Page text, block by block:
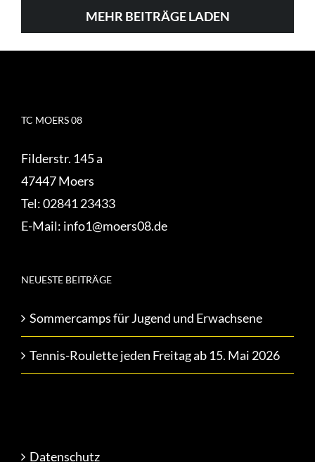
MEHR BEITRÄGE LADEN
TC MOERS 08
Filderstr. 145 a
47447 Moers
Tel:02841 23433
E-Mail: info1@moers08.de
NEUESTE BEITRÄGE
Sommercamps für Jugend und Erwachsene
Tennis-Roulette jeden Freitag ab 15. Mai 2026
Datenschutz